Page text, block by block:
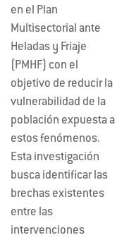
en el Plan
Multisectorial ante
Heladas y Friaje
(PMHF) con el
objetivo de reducir la
vulnerabilidad de la
población expuesta a
estos fenómenos.
Esta investigación
busca identificar las
brechas existentes
entre las
intervenciones